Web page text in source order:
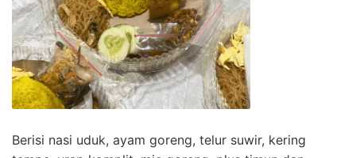
Berisi nasi uduk, ayam goreng, telur suwir, kering